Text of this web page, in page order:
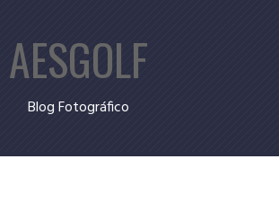
AESGOLF
Blog Fotográfico